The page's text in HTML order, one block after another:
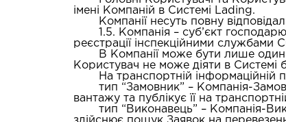
імені Компаній в Системі Lading.
Компанії несуть повну
1.5. Компанія – суб’єкт
реєстрації інспекційними службами
В Компанії може бути лише
Користувач не може діяти в Системі
На транспортній
тип “Замовник” – Компанія-
вантажу та публікує її на
тип “Виконавець” – Компанія-